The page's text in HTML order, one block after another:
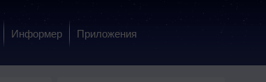
Информер Приложения